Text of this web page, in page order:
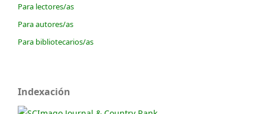
Para lectores/as
Para autores/as
Para bibliotecarios/as
Indexación